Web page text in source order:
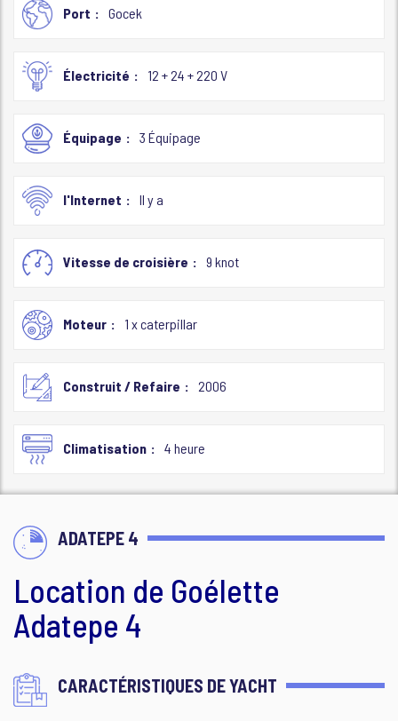
Port Gocek
Électricité 12 + 24 + 220 V
Équipage 3 Équipage
l'Internet Il y a
Vitesse de croisière 9 knot
Moteur 1 x caterpillar
Construit / Refaire 2006
Climatisation 4 heure
ADATEPE 4
Location de Goélette
Adatepe 4
CARACTÉRISTIQUES DE YACHT